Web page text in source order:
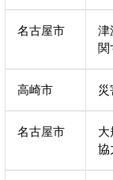
名古屋市
津
関
高崎市
名古屋市
協